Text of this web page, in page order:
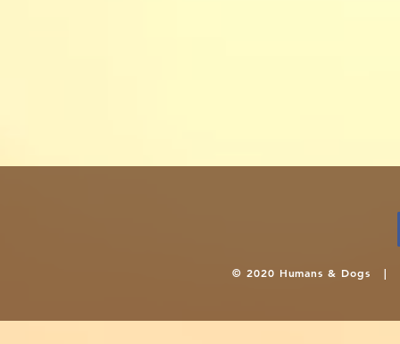
© 2020 Humans & Dogs